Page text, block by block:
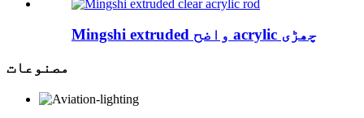
Mingshi extruded واضح acrylic چھڑی
مصنوعات